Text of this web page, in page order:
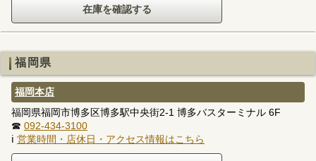
福岡県
福岡本店
福岡県福岡市博多区博多駅中央街2-1 博多バスターミナル 6F
☎ 092-434-3100
ℹ 営業時間・店休日・アクセス情報はこちら